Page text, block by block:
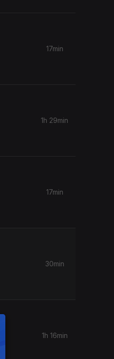
17min
1h 29min
17min
30min
1h 16min